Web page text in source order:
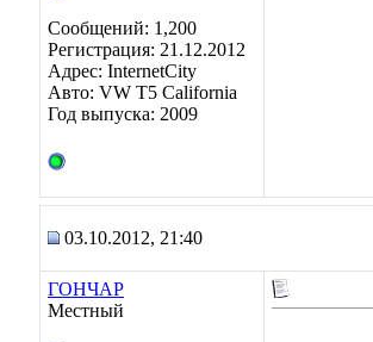
Сообщений: 1,200
Регистрация: 21.12.2012
Адрес: InternetCity
Авто: VW T5 California
Год выпуска: 2009
03.10.2012, 21:40
ГОНЧАР
Местный